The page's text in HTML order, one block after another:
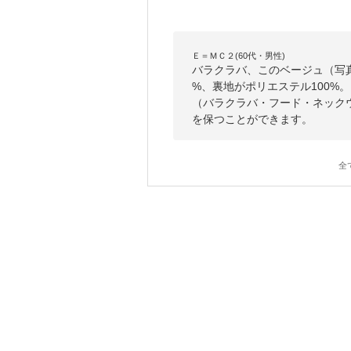
Ｅ＝ＭＣ２(60代・男性)
バラクラバ、このベージュ（
%、裏地がポリエステル100%
（バラクラバ・フード・ネッ
を保つことができます。
全